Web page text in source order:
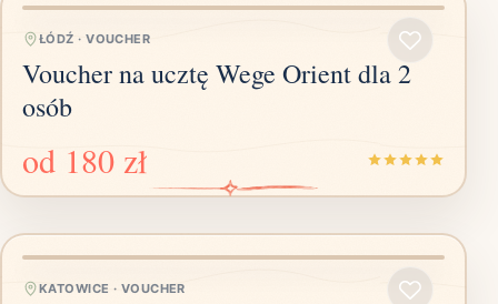
ŁÓDŹ ·VOUCHER
Voucher na ucztę Wege Orient dla 2
osób
od 180 zł
KATOWICE · VOUCHER